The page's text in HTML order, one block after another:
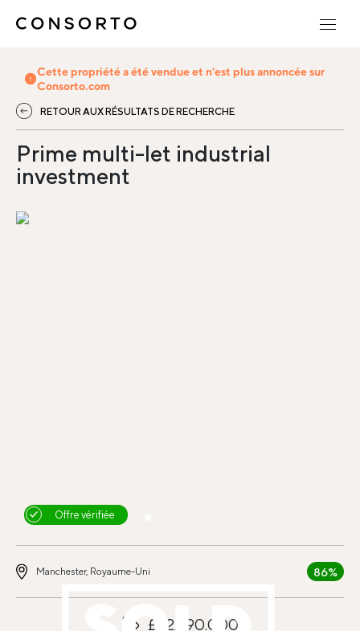
Cette propriété a été vendue et n'est plus annoncée sur
Consorto.com
RETOUR AUX RÉSULTATS DE RECHERCHE
Prime multi-let industrial
investment
Offre vérifiée
Manchester, Royaume-Uni 86%
£32.390.000